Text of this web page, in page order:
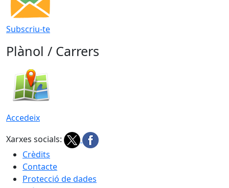
Subscriu-te
Plànol / Carrers
Accedeix
Xarxes socials:
Crèdits
Contacte
Protecció de dades